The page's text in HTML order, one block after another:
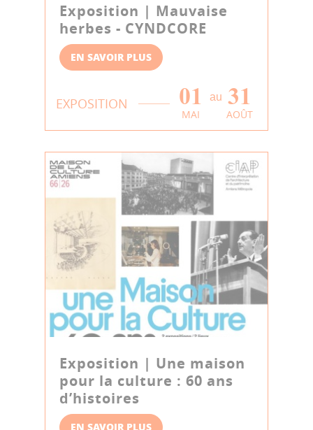
Exposition | Mauvaise
herbes - CYNDCORE
EN SAVOIR PLUS
EXPOSITION 01
MAI
au 31
AOÛT
Exposition | Une maison
pour la culture : 60 ans
d’histoires
EN SAVOIR PLUS